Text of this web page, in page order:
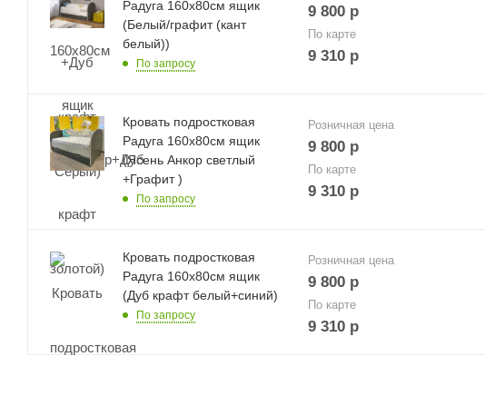
Радуга 160х80см ящик
(Белый/графит (кант
белый))
По запросу
9 800р
По карте
9 310р
Кровать подростковая
Радуга 160х80см ящик
(Ясень Анкор светлый
+Графит )
По запросу
Розничная цена
9 800р
По карте
9 310р
Кровать подростковая
Радуга 160х80см ящик
(Дуб крафт белый+синий)
По запросу
Розничная цена
9 800р
По карте
9 310р